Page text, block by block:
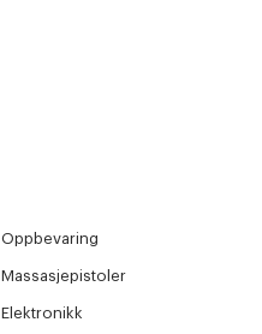
Oppbevaring
Massasjepistoler
Elektronikk
kunne se